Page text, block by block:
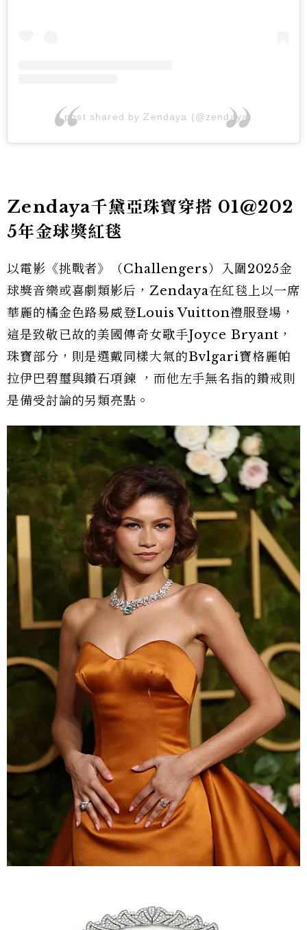
A post shared by Zendaya (@zendaya)
Zendaya千黛亞珠寶穿搭 01@202
5年金球獎紅毯
以電影《挑戰者》（Challengers）入圍2025金
球獎音樂或喜劇類影后，Zendaya在紅毯上以一席
華麗的橘金色路易威登Louis Vuitton禮服登場，
這是致敬已故的美國傳奇女歌手Joyce Bryant，
珠寶部分，則是選戴同樣大氣的Bvlgari寶格麗帕
拉伊巴碧璽與鑽石項鍊 ，而他左手無名指的鑽戒則
是備受討論的另類亮點。